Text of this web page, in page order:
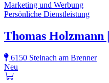
Marketing und Werbung
Persönliche Dienstleistung
Thomas Holzmann
6150 Steinach am Brenner
Neu